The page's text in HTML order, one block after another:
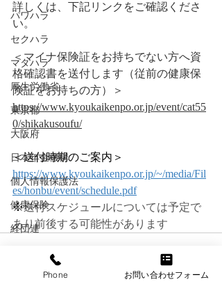
パワハラ
セクハラ
マタハラ
厚生労働省
東京都
大阪府
日本年金機構
個人情報保護法
健康保険
経団連
詳しくは、下記リンクをご確認くださ
い。
＜マイナ保険証をお持ちでない方へ資
格確認書を送付します（従前の健康保
険証をお持ちの方）＞
https://www.kyoukaikenpo.or.jp/event/cat55
0/shikakusoufu/
＜送付時期のご案内＞
https://www.kyoukaikenpo.or.jp/~/media/Fil
es/honbu/event/schedule.pdf
※送付スケジュールについては予定で
あり前後する可能性があります
Phone お問い合わせフォーム